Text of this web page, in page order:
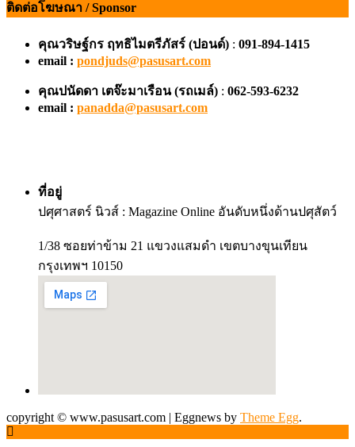
ติดต่อโฆษณา / Sponsor
คุณวริษฐ์กร ฤทธิไมตรีภัสร์ (ปอนด์) : 091-894-1415
email : pondjuds@pasusart.com
คุณปนัดดา เตจ๊ะมาเรือน (รถเมล์) : 062-593-6232
email : panadda@pasusart.com
ที่อยู่
ปศุศาสตร์ นิวส์ : Magazine Online อันดับหนึ่งด้านปศุสัตว์
1/38 ซอยท่าข้าม 21 แขวงแสมดำ เขตบางขุนเทียน
กรุงเทพฯ 10150
copyright © www.pasusart.com | Eggnews by Theme Egg.